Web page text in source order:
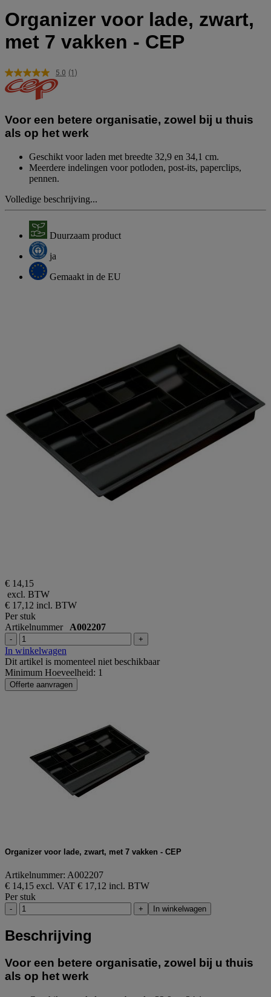
Organizer voor lade, zwart,
met 7 vakken - CEP
5.0 Lees
paginalink.
(1)
Voor een betere organisatie, zowel bij u thuis
als op het werk
Geschikt voor laden met breedte 32,9 en 34,1 cm.
Meerdere indelingen voor potloden, post-its, paperclips,
pennen.
Volledige beschrijving...
Duurzaam product
ja
Gemaakt in de EU
€ 14,15
excl. BTW
€ 17,12 incl. BTW
Per stuk
Artikelnummer A002207
- +
In winkelwagen
Dit artikel is momenteel niet beschikbaar
Minimum Hoeveelheid: 1
Offerte aanvragen
Organizer voor lade, zwart, met 7 vakken - CEP
Artikelnummer: A002207
€ 14,15 excl. VAT € 17,12 incl. BTW
Per stuk
- + In winkelwagen
Beschrijving
Voor een betere organisatie, zowel bij u thuis
als op het werk